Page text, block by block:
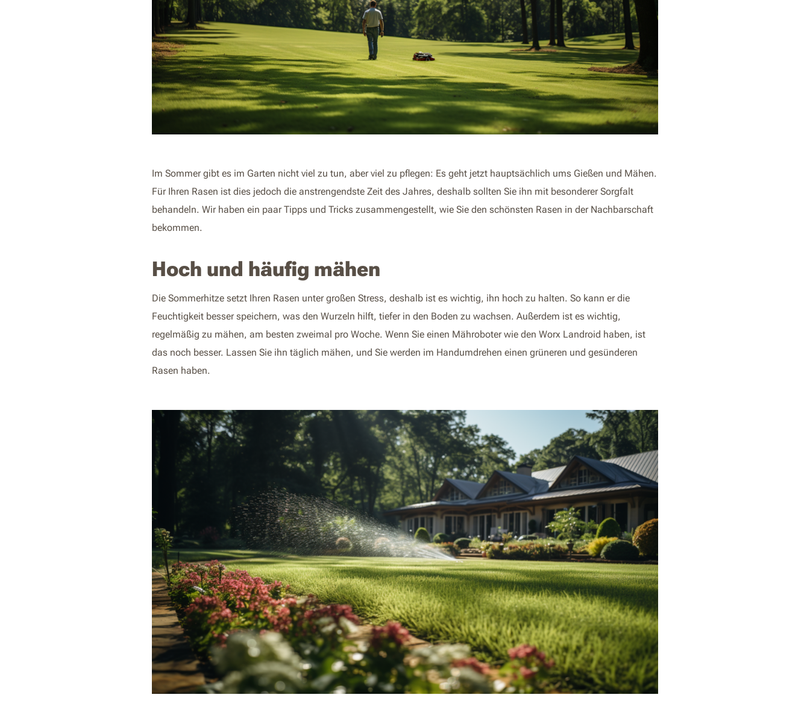
Im Sommer gibt es im Garten nicht viel zu tun, aber viel zu pflegen: Es geht jetzt hauptsächlich ums Gießen und Mähen.
Für Ihren Rasen ist dies jedoch die anstrengendste Zeit des Jahres, deshalb sollten Sie ihn mit besonderer Sorgfalt
behandeln. Wir haben ein paar Tipps und Tricks zusammengestellt, wie Sie den schönsten Rasen in der Nachbarschaft
bekommen.
Hoch und häufig mähen
Die Sommerhitze setzt Ihren Rasen unter großen Stress, deshalb ist es wichtig, ihn hoch zu halten. So kann er die
Feuchtigkeit besser speichern, was den Wurzeln hilft, tiefer in den Boden zu wachsen. Außerdem ist es wichtig,
regelmäßig zu mähen, am besten zweimal pro Woche. Wenn Sie einen Mähroboter wie den Worx Landroid haben, ist
das noch besser. Lassen Sie ihn täglich mähen, und Sie werden im Handumdrehen einen grüneren und gesünderen
Rasen haben.